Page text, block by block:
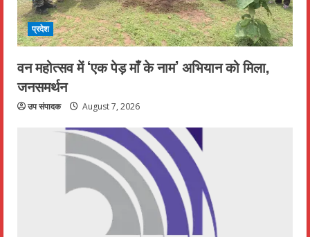
प्रदेश
वन महोत्सव में ‘एक पेड़ माँ के नाम’ अभियान को मिला,
जनसमर्थन
उप संपादक August 7, 2026